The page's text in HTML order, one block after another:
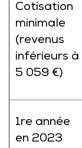
Cotisation
minimale
(revenus
inférieurs à
5 059 €)
1re année
en 2023